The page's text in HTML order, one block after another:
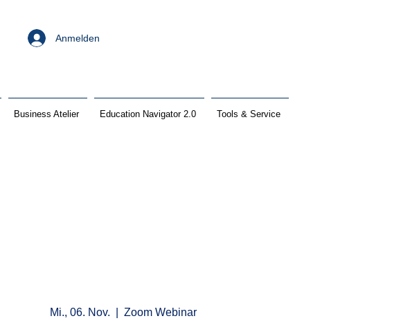
Anmelden
Business Atelier Education Navigator 2.0 Tools & Service
Mi., 06. Nov. Zoom Webinar